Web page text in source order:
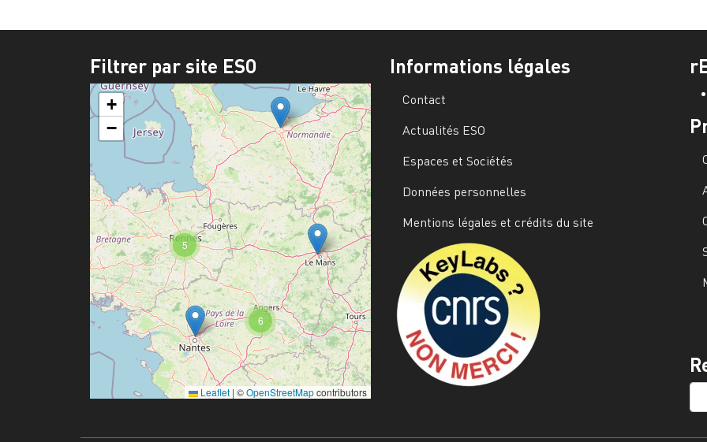
Filtrer par site ESO
6
5
+
−
Leaflet | ©OpenStreetMapcontributors
Informations légales
Contact
Actualités ESO
Espaces et Sociétés
Données personnelles
Mentions légales et crédits du site